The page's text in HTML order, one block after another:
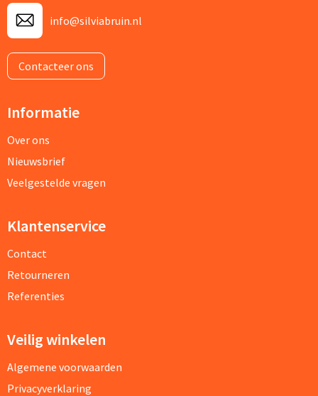
info@silviabruin.nl
Contacteer ons
Informatie
Over ons
Nieuwsbrief
Veelgestelde vragen
Klantenservice
Contact
Retourneren
Referenties
Veilig winkelen
Algemene voorwaarden
Privacyverklaring